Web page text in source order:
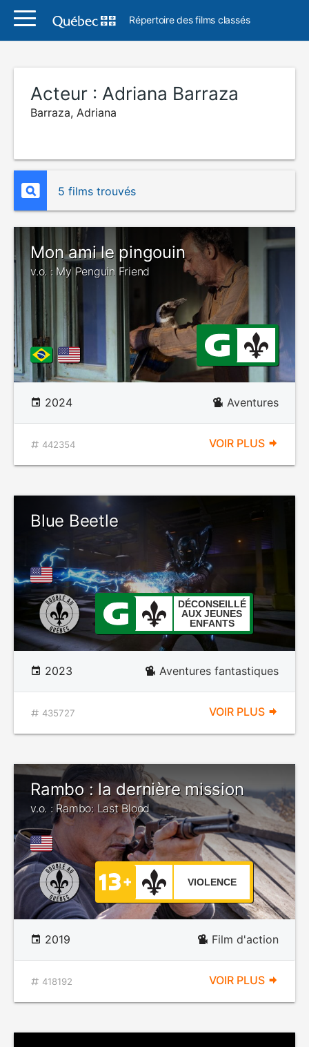
Répertoire des films classés
Acteur : Adriana Barraza
Barraza, Adriana
5 films trouvés
Mon ami le pingouin
v.o. : My Penguin Friend
2024 Aventures
442354 VOIR PLUS
Blue Beetle
DÉCONSEILLÉ
AUX JEUNES
ENFANTS
2023 Aventures fantastiques
435727 VOIR PLUS
Rambo : la dernière mission
v.o. : Rambo: Last Blood
VIOLENCE
2019 Film d'action
418192 VOIR PLUS